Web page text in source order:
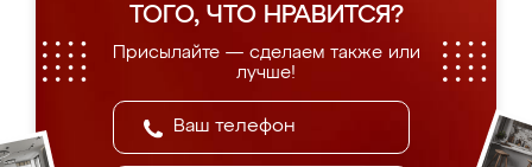
ТОГО, ЧТО НРАВИТСЯ?
Присылайте — сделаем также или
лучше!